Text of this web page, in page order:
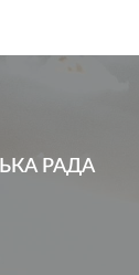
РАДА